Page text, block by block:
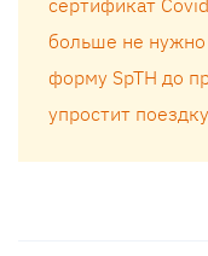
сертификат
больше не нужно
форму SpTH до
упростит